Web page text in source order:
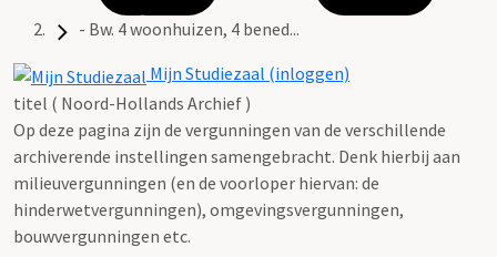
- Bw. 4 woonhuizen, 4 bened...
Mijn Studiezaal (inloggen)
titel ( Noord-Hollands Archief )
Op deze pagina zijn de vergunningen van de verschillende
archiverende instellingen samengebracht. Denk hierbij aan
milieuvergunningen (en de voorloper hiervan: de
hinderwetvergunningen), omgevingsvergunningen,
bouwvergunningen etc.